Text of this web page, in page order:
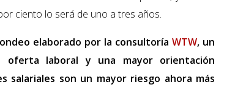
ciento lo será de uno a tres años.
elaborado por la consultoríaWTW, un
laboral y una mayor orientación
salariales son un mayor riesgo ahora más